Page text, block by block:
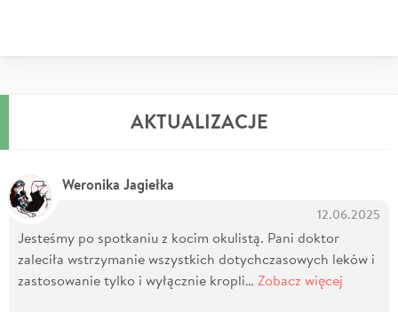
AKTUALIZACJE
Weronika Jagiełka
12.06.2025
Jesteśmy po spotkaniu z kocim okulistą. Pani doktor
zaleciła wstrzymanie wszystkich dotychczasowych leków i
zastosowanie tylko i wyłącznie kropli… Zobacz więcej